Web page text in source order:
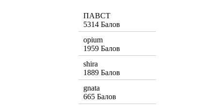
ПАВСТ
5314 Балов
opium
1959 Балов
shira
1889 Балов
gnata
665 Балов